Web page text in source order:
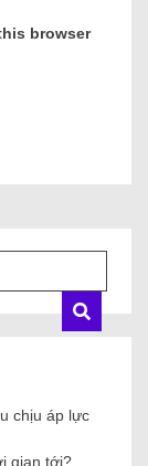
browser
chịu áp lực
gian tới?